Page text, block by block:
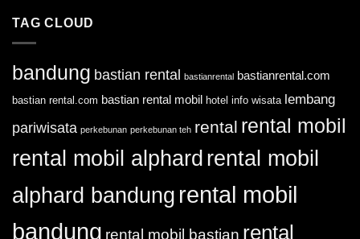
Lebih
untuk
Anda?
TAG CLOUD
bandung bastian rental bastianrental bastianrental.com
bastian rental.com bastian rental mobil hotel info wisata lembang
pariwisata perkebunan perkebunan teh rental rental mobil
rental mobil alphard rental mobil
alphard bandung rental mobil
bandung rental mobil bastian rental